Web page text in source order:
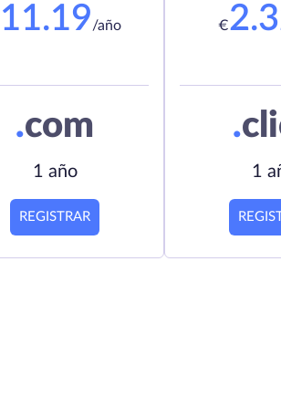
11.19/año
.com
1 año
REGISTRAR
€
.
1